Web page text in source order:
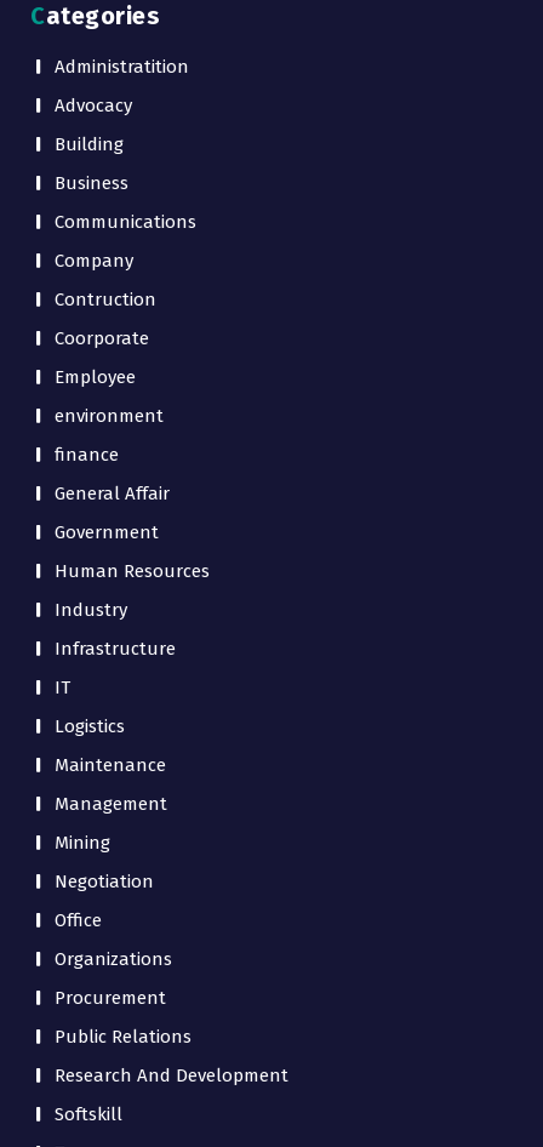
Categories
Administratition
Advocacy
Building
Business
Communications
Company
Contruction
Coorporate
Employee
environment
finance
General Affair
Government
Human Resources
Industry
Infrastructure
IT
Logistics
Maintenance
Management
Mining
Negotiation
Office
Organizations
Procurement
Public Relations
Research And Development
Softskill